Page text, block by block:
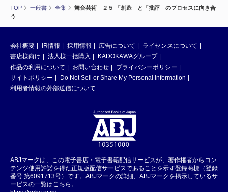
TOP 一般書 全集
舞台芸術 ２５ 「創造」と「批評」のプロセスに向き合
う
会社概要 IR情報 採用情報 広告について
ライセンスについて
書店様向け
法人様一括購入
KADOKAWAグループ
作品の利用について
お問い合わせ
プライバシーポリシー
サイトポリシー
Do Not Sell or Share My Personal Information
利用者情報の外部送信について
ABJマークは、この電子書店・電子書籍配信サービスが、著作権者からコン
テンツ使用許諾を得た正規版配信サービスであることを示す登録商標（登録
番号 第6091713号）です。ABJマークの詳細、ABJマークを掲示しているサ
ービスの一覧はこちら。